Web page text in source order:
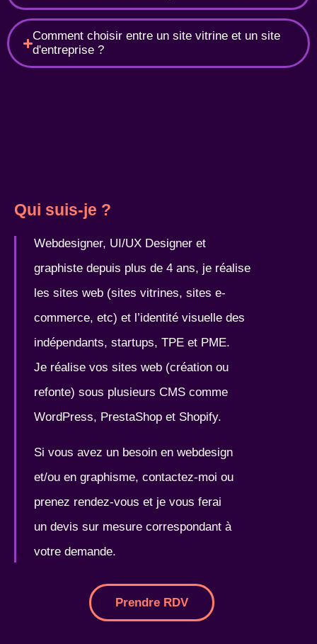
Comment choisir entre un site vitrine et un site
d'entreprise ?
Qui suis-je ?​
Webdesigner, UI/UX Designer et
graphiste depuis plus de 4 ans, je réalise
les sites web (sites vitrines, sites e-
commerce, etc) et l’identité visuelle des
indépendants, startups, TPE et PME.
Je réalise vos sites web (création ou
refonte) sous plusieurs CMS comme
WordPress, PrestaShop et Shopify.
Si vous avez un besoin en webdesign
et/ou en graphisme, contactez-moi ou
prenez rendez-vous et je vous ferai
un devis sur mesure correspondant à
votre demande.
Prendre RDV